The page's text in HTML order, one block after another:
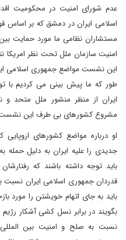
عدم شورای امنیت در محکومیت
اسلامی ایران در دمشق که بر اساس
مستشاران نظامی ما مورد حمایت
امنیت سازمان ملل تحت نظر امریکا
این نشست مواضع جمهوری اسلامی
طور که ما پیش بینی می کردیم با
ایران از منظر منشور ملل متحد و
مشروع کشورهای بی طرف این نشست
او درباره مواضع کشورهای
جدیدی را علیه ایران به دلیل حمله
باید توجه داشته باشند که
قدردان جمهوری اسلامی ایران نسبت
باید به جای اتهام خویشتن را مورد
بگویند در برابر نسل کشی آشکار
نسبت به صلح و امنیت بین المللی